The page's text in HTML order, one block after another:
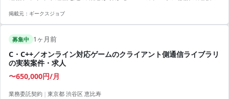
掲載元： ギークスジョブ
募集中 1ヶ月前
C・C++／オンライン対応ゲームのクライアント側通信ライブラリ
の実装案件・求人
〜650,000円/月
業務委託契約 | 東京都 渋谷区 恵比寿